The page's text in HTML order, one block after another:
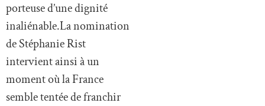
porteuse d’une dignité
inaliénable.La nomination
de Stéphanie Rist
intervient ainsi à un
moment où la France
semble tentée de franchir